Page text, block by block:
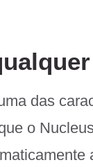
das
o